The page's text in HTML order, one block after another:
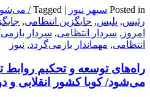
Posted in سپهر نیوز |
Tagged
/
رئیس, پلیس, جایگزین انتظامی,
امروز , سردار انتظامی, سردار
انتظامی, مهماندار بازمی‌گردد, نیوز
راه‌های توسعه و تحکیم روابط
می‌شود/ کوبا کشور انقلابی